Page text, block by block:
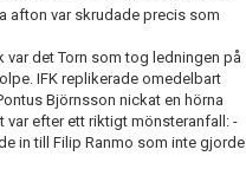
afton var skrudade precis som
var det Torn som tog ledningen på
IFK replikerade omedelbart
Björnsson nickat en hörna
var efter ett riktigt mönsteranfall: -
in till Filip Ranmo som inte gjorde